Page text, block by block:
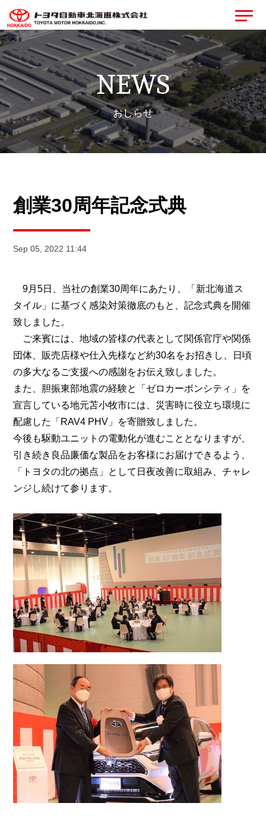
NEWS
おしらせ
創業30周年記念式典
Sep 05, 2022 11:44
9月5日、当社の創業30周年にあたり、「新北海道ス
タイル」に基づく感染対策徹底のもと、記念式典を開催
致しました。
ご来賓には、地域の皆様の代表として関係官庁や関係
団体、販売店様や仕入先様など約30名をお招きし、日頃
の多大なるご支援への感謝をお伝え致しました。
また、胆振東部地震の経験と「ゼロカーボンシティ」を
宣言している地元苫小牧市には、災害時に役立ち環境に
配慮した「RAV4 PHV」を寄贈致しました。
今後も駆動ユニットの電動化が進むこととなりますが、
引き続き良品廉価な製品をお客様にお届けできるよう、
「トヨタの北の拠点」として日夜改善に取組み、チャレ
ンジし続けて参ります。